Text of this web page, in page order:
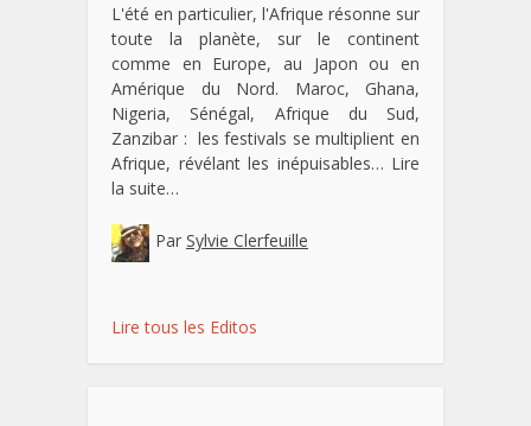
L'été en particulier, l'Afrique résonne sur
toute la planète, sur le continent
comme en Europe, au Japon ou en
Amérique du Nord. Maroc, Ghana,
Nigeria, Sénégal, Afrique du Sud,
Zanzibar : les festivals se multiplient en
Afrique, révélant les inépuisables… Lire
la suite…
Par Sylvie Clerfeuille
Lire tous les Editos